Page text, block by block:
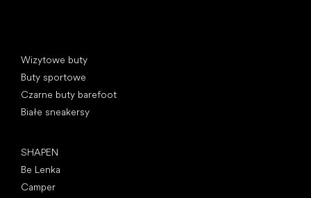
Wizytowe buty
Buty sportowe
Czarne buty barefoot
Białe sneakersy
SHAPEN
Be Lenka
Camper